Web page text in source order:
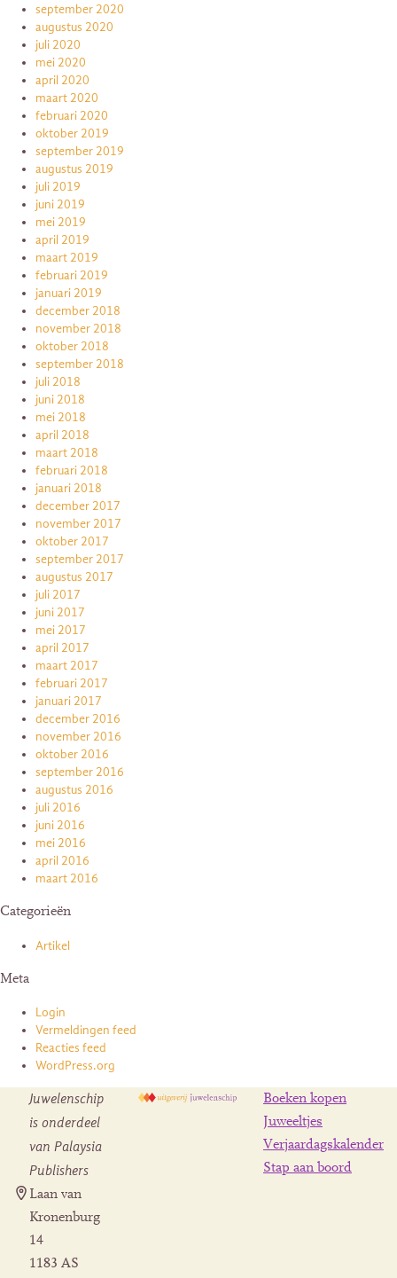
september 2020
augustus 2020
juli 2020
mei 2020
april 2020
maart 2020
februari 2020
oktober 2019
september 2019
augustus 2019
juli 2019
juni 2019
mei 2019
april 2019
maart 2019
februari 2019
januari 2019
december 2018
november 2018
oktober 2018
september 2018
juli 2018
juni 2018
mei 2018
april 2018
maart 2018
februari 2018
januari 2018
december 2017
november 2017
oktober 2017
september 2017
augustus 2017
juli 2017
juni 2017
mei 2017
april 2017
maart 2017
februari 2017
januari 2017
december 2016
november 2016
oktober 2016
september 2016
augustus 2016
juli 2016
juni 2016
mei 2016
april 2016
maart 2016
Categorieën
Artikel
Meta
Login
Vermeldingen feed
Reacties feed
WordPress.org
Juwelenschip
is onderdeel
van Palaysia
Publishers
Laan van
Kronenburg
14
1183 AS
Boeken kopen
Juweeltjes
Verjaardagskalender
Stap aan boord